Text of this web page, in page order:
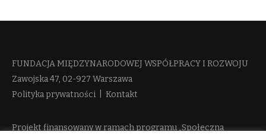
FUNDACJA MIĘDZYNARODOWEJ WSPÓŁPRACY I ROZWOJU​
Zawojska 47, 02-927 Warszawa
Polityka prywatności
Kontakt
Projekt finansowany w ramach programu „Społeczna